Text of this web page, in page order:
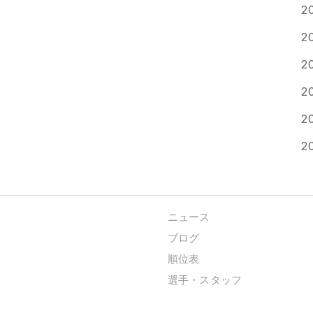
ニュース
ブログ
順位表
選手・スタッフ